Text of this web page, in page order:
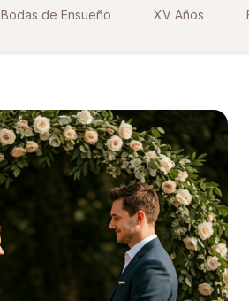
Bodas de Ensueño XV Años